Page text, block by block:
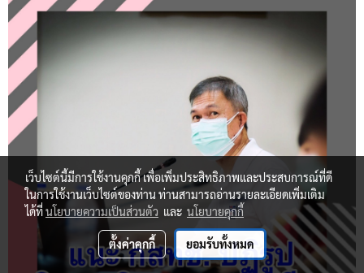
เว็บไซต์นี้มีการใช้งานคุกกี้ เพื่อเพิ่มประสิทธิภาพและประสบการณ์ที่ดี
ในการใช้งานเว็บไซต์ของท่าน ท่านสามารถอ่านรายละเอียดเพิ่มเติม
ได้ที่นโยบายความเป็นส่วนตัว และ นโยบายคุกกี้
ตั้งค่าคุกกี้ ยอมรับทั้งหมด